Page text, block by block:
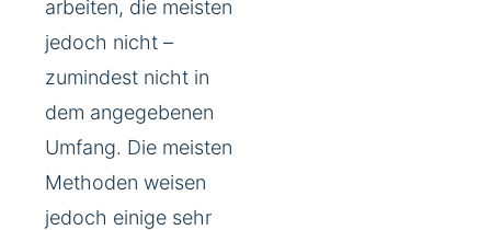
arbeiten, die meisten
jedoch nicht –
zumindest nicht in
dem angegebenen
Umfang. Die meisten
Methoden weisen
jedoch einige sehr